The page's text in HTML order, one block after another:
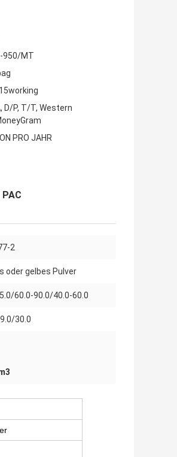
950/MT
D/P, T/T, Western
PRO JAHR
2
oder gelbes Pulver
60.0-90.0/40.0-60.0
30.0